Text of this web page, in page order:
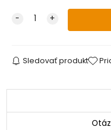
Sledovať produkt